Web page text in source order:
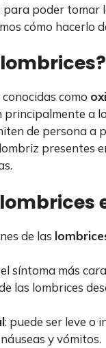
poder tomar
cómo hacerlo
como
a
de persona a
presentes
de las
el síntoma más
las lombrices
: puede ser leve o
y vómitos.